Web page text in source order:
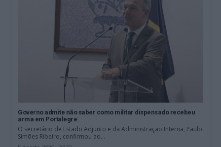
Governo admite não saber como militar dispensado recebeu
arma em Portalegre
O secretário de Estado Adjunto e da Administração Interna, Paulo
Simões Ribeiro, confirmou ao...